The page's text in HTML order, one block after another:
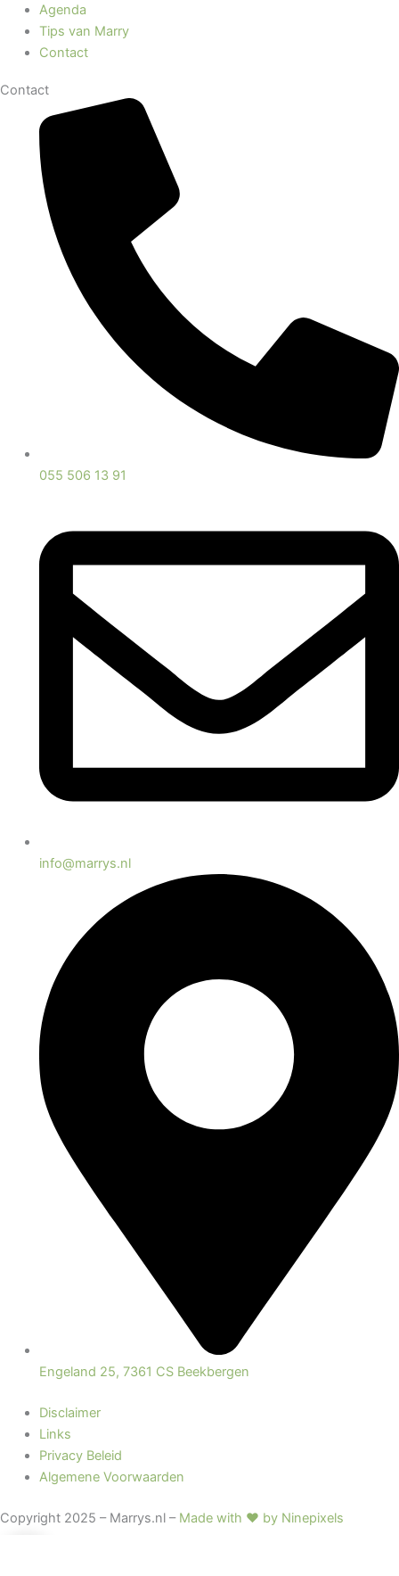
Agenda
Tips van Marry
Contact
Contact
055 506 13 91
info@marrys.nl
Engeland 25, 7361 CS Beekbergen
Disclaimer
Links
Privacy Beleid
Algemene Voorwaarden
Copyright 2025 – Marrys.nl – Made with ♥ by Ninepixels